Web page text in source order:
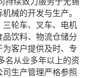
械的开发与生产。
轮车、叉车、电机
饮料、物流仓储分
客户提供及时、专
名从业多年以上的资
生产管理严格参照